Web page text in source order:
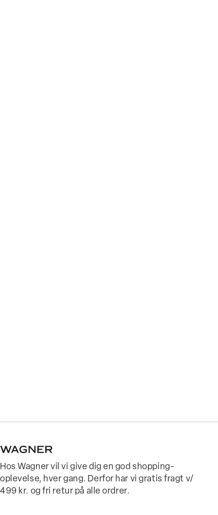
Hos Wagner vil vi give dig en god shopping-
oplevelse, hver gang. Derfor har vi gratis fragt v/
499 kr. og fri retur på alle ordrer.